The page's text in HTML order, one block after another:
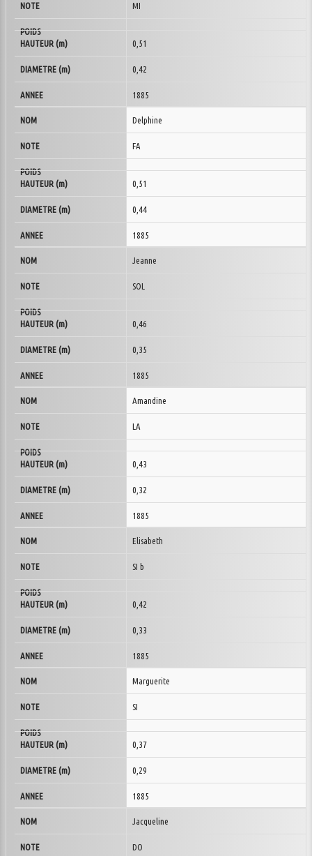
MI
0,51
0,42
1885
Delphine
FA
0,51
0,44
1885
Jeanne
SOL
0,46
0,35
1885
Amandine
LA
0,43
0,32
1885
Elisabeth
SI b
0,42
0,33
1885
Marguerite
SI
0,37
0,29
1885
Jacqueline
DO